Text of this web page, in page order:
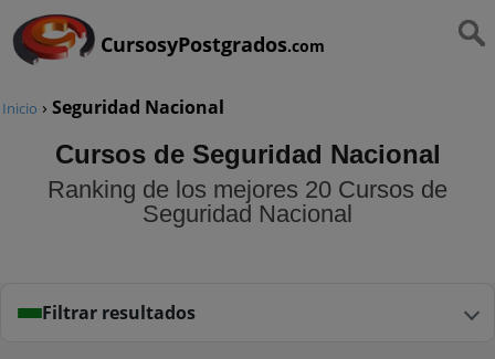
CursosyPostgrados.com
Inicio › Seguridad Nacional
Cursos de Seguridad Nacional
Ranking de los mejores 20 Cursos de
Seguridad Nacional
Filtrar resultados